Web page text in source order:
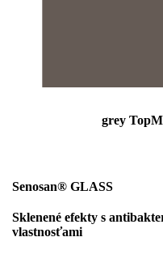
grey
Senosan® GLASS
Sklenené efekty s
vlastnosťami